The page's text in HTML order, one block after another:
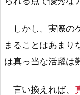
しかし、実際の
まることはあまり
は真っ当な活躍は
言い換えれば、